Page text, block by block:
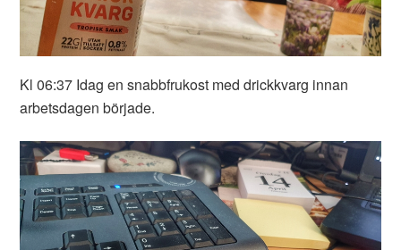
Kl 06:37 Idag en snabbfrukost med drickkvarg innan
arbetsdagen började.